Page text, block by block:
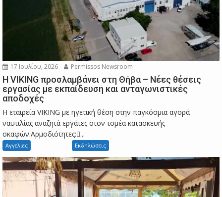
17 Ιουλίου, 2026 Permissos Newsroom
Η VIKING προσλαμβάνει στη Θήβα – Νέες θέσεις
εργασίας με εκπαίδευση και ανταγωνιστικές
αποδοχές
Η εταιρεία VIKING με ηγετική θέση στην παγκόσμια αγορά
ναυτιλίας αναζητά εργάτες στον τομέα κατασκευής
σκαφών.Αρμοδιότητες:...
Αγγελιες Εκδηλώσεις